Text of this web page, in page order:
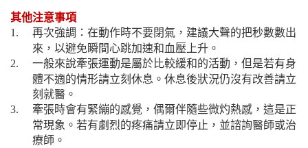
其他注意事項
1.
再次強調：在動作時不要閉氣，建議大聲的把秒數數出
來，以避免瞬間心跳加速和血壓上升。
2.
一般來說牽張運動是屬於比較緩和的活動，但是若有身
體不適的情形請立刻休息。休息後狀況仍沒有改善請立
刻就醫。
3.
牽張時會有緊繃的感覺，偶爾伴隨些微灼熱感，這是正
常現象。若有劇烈的疼痛請立即停止，並諮詢醫師或治
療師。